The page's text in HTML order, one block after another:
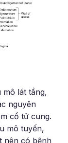
mô lát tầng,
nguyên
cổ tử cung.
mô tuyến,
nên có bệnh